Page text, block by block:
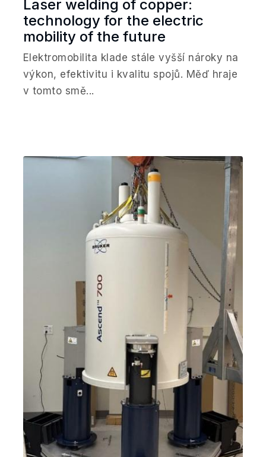
Laser welding of copper:
technology for the electric
mobility of the future
Elektromobilita klade stále vyšší nároky na
výkon, efektivitu i kvalitu spojů. Měď hraje
v tomto smě...